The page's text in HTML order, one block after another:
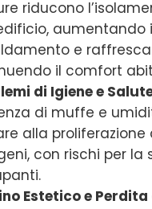
riducono
aumentando
e
il comfort
di Igiene e
di muffe e
alla proliferazione
con rischi per la
Estetico e Perdita